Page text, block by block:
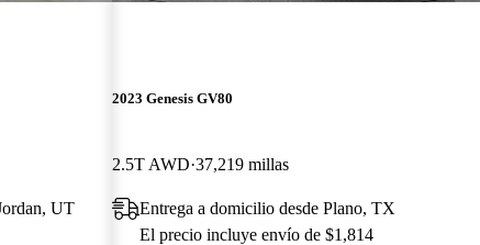
UT
2023 Genesis GV80
2.5T AWD 37,219 millas
Entrega a domicilio desde Plano, TX
El precio incluye envío de $1,814